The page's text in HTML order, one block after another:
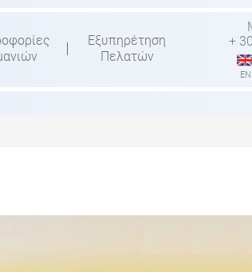
Εξυπηρέτηση
Πελατών
+
EN